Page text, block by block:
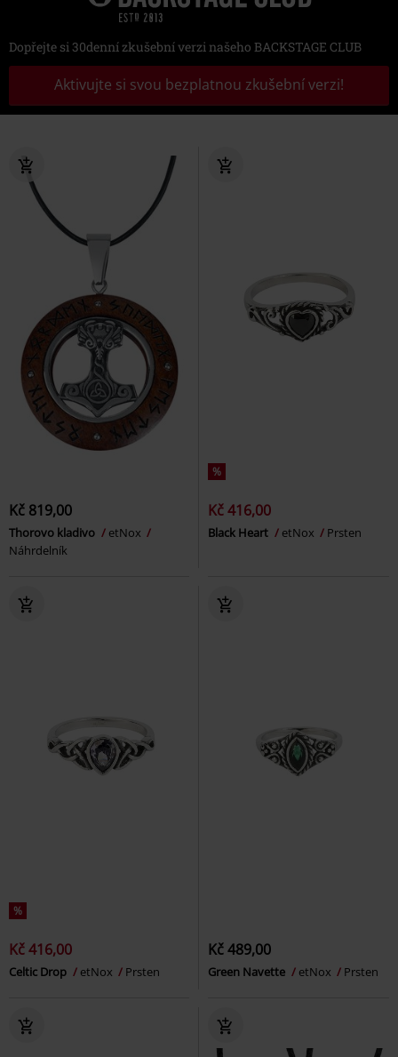
Dopřejte si 30denní zkušební verzi našeho BACKSTAGE CLUB
Aktivujte si svou bezplatnou zkušební verzi!
Kč 819,00
Thorovo kladivo
etNox
Náhrdelník
%
Kč 416,00
Black Heart etNox Prsten
%
Kč 416,00
Celtic Drop etNox Prsten
Kč 489,00
Green Navette etNox Prsten